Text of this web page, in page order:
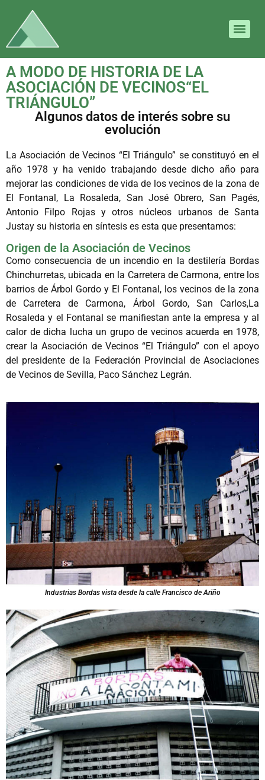
A MODO DE HISTORIA DE LA
ASOCIACIÓN DE VECINOS“EL
TRIÁNGULO”
Algunos datos de interés sobre su
evolución
La Asociación de Vecinos “El Triángulo” se constituyó en el
año 1978 y ha venido trabajando desde dicho año para
mejorar las condiciones de vida de los vecinos de la zona de
El Fontanal, La Rosaleda, San José Obrero, San Pagés,
Antonio Filpo Rojas y otros núcleos urbanos de Santa
Justay su historia en síntesis es esta que presentamos:
Origen de la Asociación de Vecinos
Como consecuencia de un incendio en la destilería Bordas
Chinchurretas, ubicada en la Carretera de Carmona, entre los
barrios de Árbol Gordo y El Fontanal, los vecinos de la zona
de Carretera de Carmona, Árbol Gordo, San Carlos,La
Rosaleda y el Fontanal se manifiestan ante la empresa y al
calor de dicha lucha un grupo de vecinos acuerda en 1978,
crear la Asociación de Vecinos “El Triángulo” con el apoyo
del presidente de la Federación Provincial de Asociaciones
de Vecinos de Sevilla, Paco Sánchez Legrán.
Industrias Bordas vista desde la calle Francisco de Ariño